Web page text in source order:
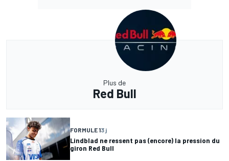
Plus de
Red Bull
FORMULE 13 j
Lindblad ne ressent pas (encore) la pression du
giron Red Bull